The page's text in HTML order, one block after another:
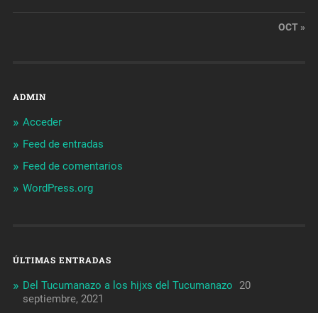
OCT »
ADMIN
Acceder
Feed de entradas
Feed de comentarios
WordPress.org
ÚLTIMAS ENTRADAS
Del Tucumanazo a los hijxs del Tucumanazo
20
septiembre, 2021